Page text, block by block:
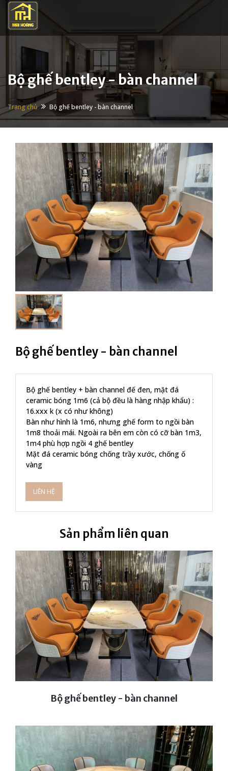
Nhảy đến nội dung
Bộ ghế bentley - bàn channel
Trang chủ Bộ ghế bentley - bàn channel
Bộ ghế bentley - bàn channel
Bộ ghế bentley + bàn channel đế đen, mặt đá
ceramic bóng 1m6 (cả bộ đều là hàng nhập khẩu) :
16.xxx k (x có như không)
Bàn như hình là 1m6, nhưng ghế form to ngồi bàn
1m8 thoải mái. Ngoài ra bên em còn có cỡ bàn 1m3,
1m4 phù hợp ngồi 4 ghế bentley
Mặt đá ceramic bóng chống trầy xước, chống ố
vàng
LIÊN HỆ
Sản phẩm liên quan
Bộ ghế bentley - bàn channel